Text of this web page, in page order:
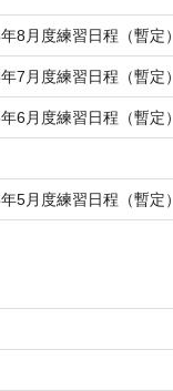
月度練習日程（暫定）
月度練習日程（暫定）
月度練習日程（暫定）
月度練習日程（暫定）